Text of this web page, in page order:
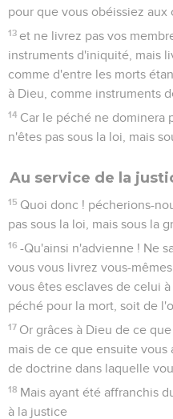
pour que vous obéissiez
13 et ne livrez pas vos
instruments d'iniquité, mais
comme d'entre les morts
à Dieu, comme instruments
14 Car le péché ne dominera
n'êtes pas sous la loi, mais
Au service de la
15 Quoi donc ! pécherions-
pas sous la loi, mais sous la
16 -Qu'ainsi n'advienne ! Ne
vous vous livrez vous-
vous êtes esclaves de celui
péché pour la mort, soit de
17 Or grâces à Dieu de ce
mais de ce que ensuite
de doctrine dans laquelle
18 Mais ayant été affranchis
à la justice